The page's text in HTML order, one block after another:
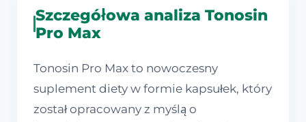
Szczegółowa analiza Tonosin
Pro Max
Tonosin Pro Max to nowoczesny
suplement diety w formie kapsułek, który
został opracowany z myślą o